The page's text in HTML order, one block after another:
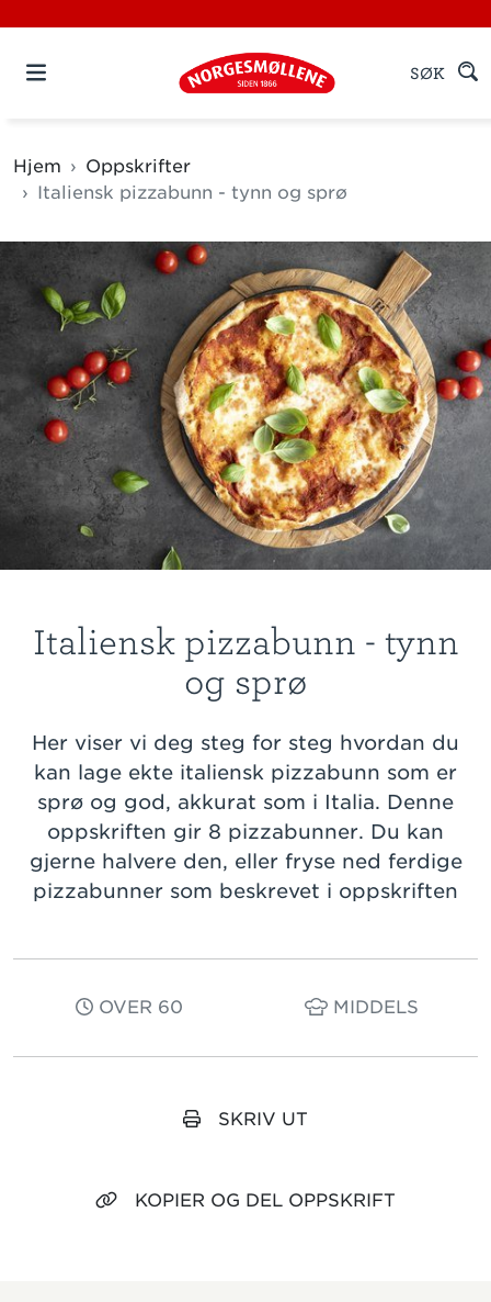
SØK
Hjem
Oppskrifter
Italiensk pizzabunn - tynn og sprø
Italiensk pizzabunn - tynn
og sprø
Her viser vi deg steg for steg hvordan du
kan lage ekte italiensk pizzabunn som er
sprø og god, akkurat som i Italia. Denne
oppskriften gir 8 pizzabunner. Du kan
gjerne halvere den, eller fryse ned ferdige
pizzabunner som beskrevet i oppskriften
OVER 60 MIDDELS
SKRIV UT
KOPIER OG DEL OPPSKRIFT